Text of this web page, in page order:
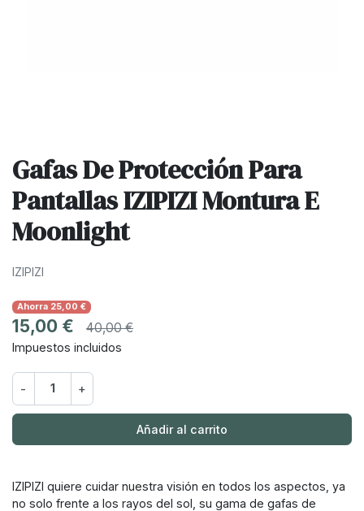
Gafas De Protección Para
Pantallas IZIPIZI Montura E
Moonlight
IZIPIZI
Ahorra 25,00 €
15,00 € 40,00 €
Impuestos incluidos
- +
Añadir al carrito
IZIPIZI quiere cuidar nuestra visión en todos los aspectos, ya
no solo frente a los rayos del sol, su gama de gafas de